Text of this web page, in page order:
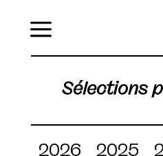
Sélections
2026 2025